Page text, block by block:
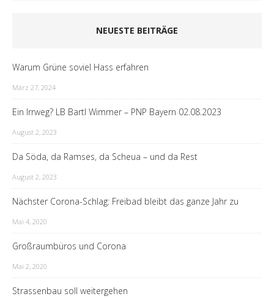
NEUESTE BEITRÄGE
Warum Grüne soviel Hass erfahren
März 27, 2024
Ein Irrweg? LB Bartl Wimmer – PNP Bayern 02.08.2023
August 2, 2023
Da Söda, da Ramses, da Scheua – und da Rest
August 2, 2023
Nächster Corona-Schlag: Freibad bleibt das ganze Jahr zu
Mai 4, 2020
Großraumbüros und Corona
Mai 2, 2020
Strassenbau soll weitergehen